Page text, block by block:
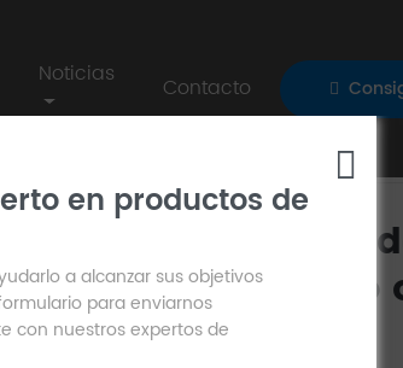
Noticias Contacto
en productos de
a alcanzar sus objetivos
para enviarnos
con nuestros expertos de
de ducha cromado oculto de dos botones
DG202-2
ducha cromado
botones